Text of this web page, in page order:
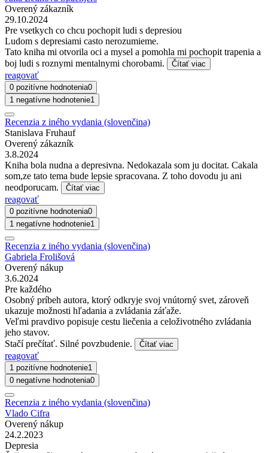
Overený zákazník
29.10.2024
Pre vsetkych co chcu pochopit ludi s depresiou
Ludom s depresiami casto nerozumieme.
Tato kniha mi otvorila oci a mysel a pomohla mi pochopit trapenia a
boj ludi s roznymi mentalnymi chorobami.
Čítať viac
reagovať
0 pozitívne hodnotenia0
1 negatívne hodnotenie1
Recenzia z iného vydania (slovenčina)
Stanislava Fruhauf
Overený zákazník
3.8.2024
Kniha bola nudna a depresivna. Nedokazala som ju docitat. Cakala
som,ze tato tema bude lepsie spracovana. Z toho dovodu ju ani
neodporucam.
Čítať viac
reagovať
0 pozitívne hodnotenia0
1 negatívne hodnotenie1
Recenzia z iného vydania (slovenčina)
Gabriela Frolišová
Overený nákup
3.6.2024
Pre každého
Osobný príbeh autora, ktorý odkryje svoj vnútorný svet, zároveň
ukazuje možnosti hľadania a zvládania záťaže.
Veľmi pravdivo popisuje cestu liečenia a celoživotného zvládania
jeho stavov.
Stačí prečítať. Silné povzbudenie.
Čítať viac
reagovať
1 pozitívne hodnotenie1
0 negatívne hodnotenia0
Recenzia z iného vydania (slovenčina)
Vlado Cifra
Overený nákup
24.2.2023
Depresia